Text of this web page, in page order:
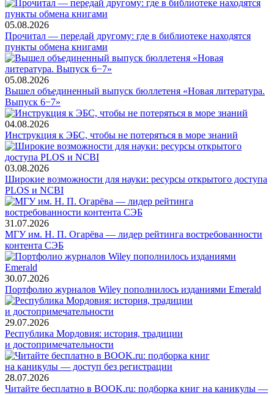
05.08.2026
Прочитал — передай другому: где в библиотеке находятся
пункты обмена книгами
05.08.2026
Вышел объединенный выпуск бюллетеня «Новая литература.
Выпуск 6−7»
04.08.2026
Инструкция к ЭБС, чтобы не потеряться в море знаний
03.08.2026
Широкие возможности для науки: ресурсы открытого доступа
PLOS и NCBI
31.07.2026
МГУ им. Н. П. Огарёва — лидер рейтинга востребованности
контента СЭБ
30.07.2026
Портфолио журналов Wiley пополнилось изданиями Emerald
29.07.2026
Республика Мордовия: история, традиции
и достопримечательности
28.07.2026
Читайте бесплатно в BOOK.ru: подборка книг на каникулы —